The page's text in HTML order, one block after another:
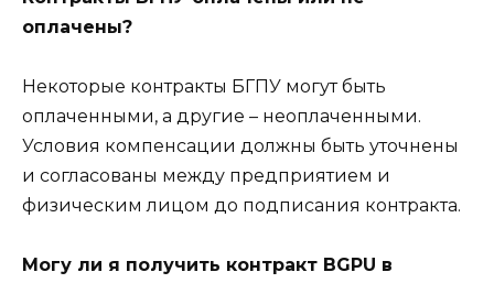
оплачены?
Некоторые контракты БГПУ могут быть
оплаченными, а другие – неоплаченными.
Условия компенсации должны быть уточнены
и согласованы между предприятием и
физическим лицом до подписания контракта.
Могу ли я получить контракт BGPU в